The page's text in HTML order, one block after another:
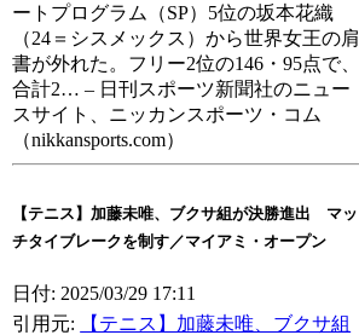
ートプログラム（SP）5位の坂本花織
（24＝シスメックス）から世界女王の肩
書が外れた。フリー2位の146・95点で、
合計2… – 日刊スポーツ新聞社のニュー
スサイト、ニッカンスポーツ・コム
（nikkansports.com）
【テニス】加藤未唯、ブクサ組が決勝進出 マッ
チタイブレークを制す／マイアミ・オープン
日付: 2025/03/29 17:11
引用元:
【テニス】加藤未唯、ブクサ組